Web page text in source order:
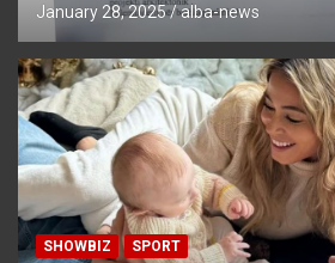
January 28, 2025 alba-news
SHOWBIZ SPORT